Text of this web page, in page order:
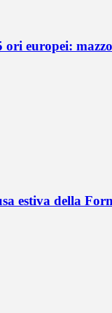
ori europei:
estiva della